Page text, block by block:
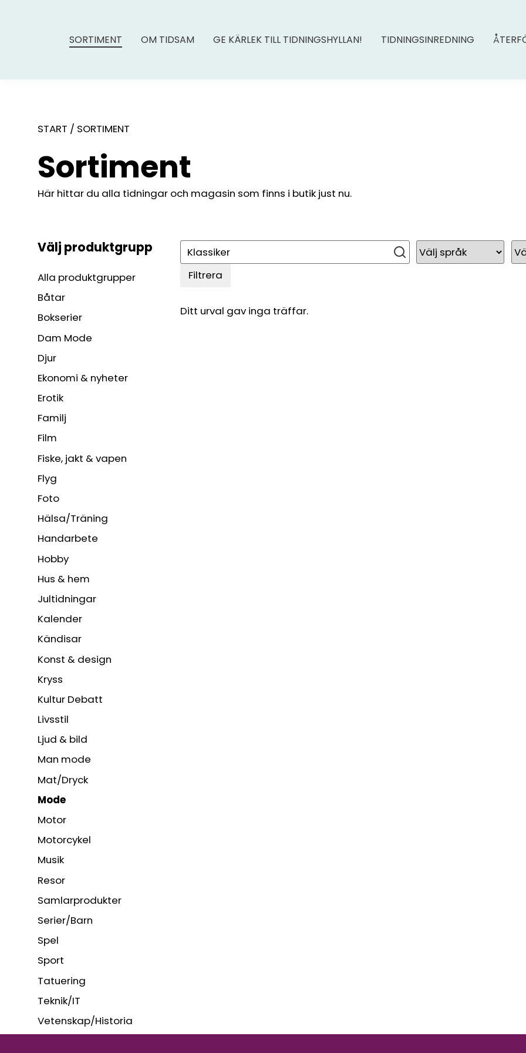
SORTIMENT OM TIDSAM GE KÄRLEK TILL TIDNINGSHYLLAN! TIDNINGSINREDNING
START / SORTIMENT
Sortiment
Här hittar du alla tidningar och magasin som finns i butik just nu.
Välj produktgrupp
Alla produktgrupper
Båtar
Bokserier
Dam Mode
Djur
Ekonomi & nyheter
Erotik
Familj
Film
Fiske, jakt & vapen
Flyg
Foto
Hälsa/Träning
Handarbete
Hobby
Hus & hem
Jultidningar
Kalender
Kändisar
Konst & design
Kryss
Kultur Debatt
Livsstil
Ljud & bild
Man mode
Mat/Dryck
Mode
Motor
Motorcykel
Musik
Resor
Samlarprodukter
Serier/Barn
Spel
Sport
Tatuering
Teknik/IT
Vetenskap/Historia
Sök
Filtrera
Ditt urval gav inga träffar.